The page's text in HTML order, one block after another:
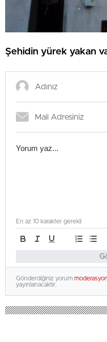
Şehidin yürek yakan
En az 10 karakter gerekli
Gönderdiğiniz yorum moderasyon
yayınlanacaktır.